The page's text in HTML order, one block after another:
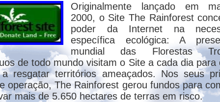
pelo lado pessoal e também
gostaria de ver na Vossa Página da
condenou a reencarnação, e não
Originalmente lançado em
2000, o Site The Rainforest
poder da Internet na
específica ecológica: A
mundial das Florestas
de todo mundo visitam o Site a cada dia para
resgatar territórios ameaçados. Nos seus
operação, The Rainforest gerou fundos para
mais de 5.650 hectares de terras em risco.